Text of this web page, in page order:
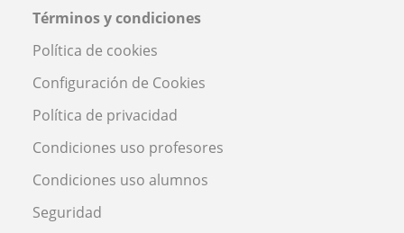
Términos y condiciones
Política de cookies
Configuración de Cookies
Política de privacidad
Condiciones uso profesores
Condiciones uso alumnos
Seguridad